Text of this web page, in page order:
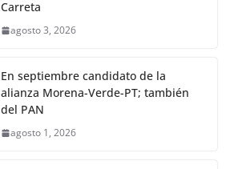
Carreta
agosto 3, 2026
En septiembre candidato de la
alianza Morena-Verde-PT; también
del PAN
agosto 1, 2026